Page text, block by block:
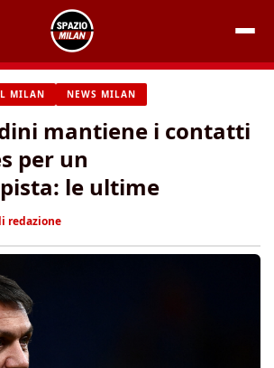
MILAN NEWS MILAN
mantiene i contatti
per un
le ultime
redazione